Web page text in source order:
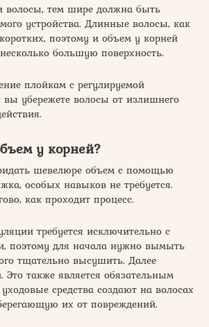
волосы, тем шире должна быть
устройства. Длинные волосы, как
поэтому и объем у корней
большую поверхность.
плойкам с регулируемой
вы убережете волосы от излишнего
у корней?
шевелюре объем с помощью
особых навыков не требуется.
как проходит процесс.
требуется исключительно с
поэтому для начала нужно вымыть
тщательно высушить. Далее
Это также является обязательным
средства создают на волосах
их от повреждений.